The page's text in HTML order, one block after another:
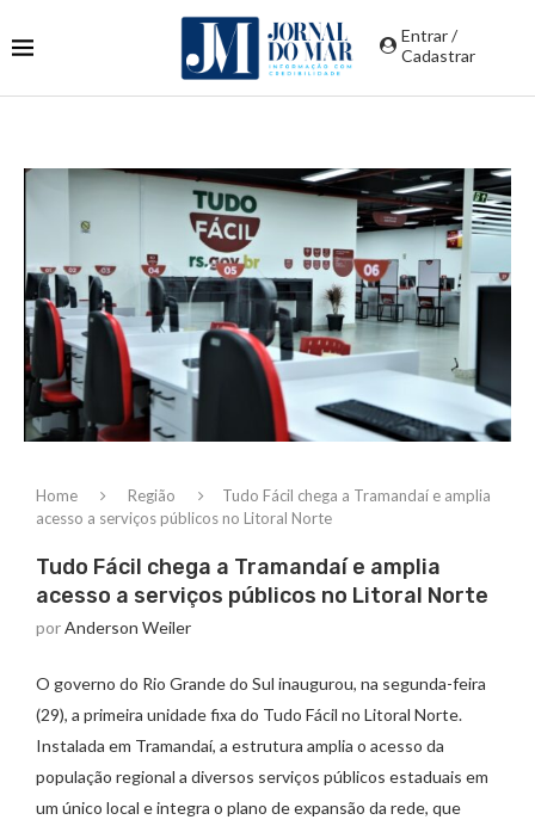
Entrar /
Cadastrar
Home Região
Tudo Fácil chega a Tramandaí e amplia
acesso a serviços públicos no Litoral Norte
Tudo Fácil chega a Tramandaí e amplia
acesso a serviços públicos no Litoral Norte
porAnderson Weiler
O governo do Rio Grande do Sul inaugurou, na segunda-feira
(29), a primeira unidade fixa do Tudo Fácil no Litoral Norte.
Instalada em Tramandaí, a estrutura amplia o acesso da
população regional a diversos serviços públicos estaduais em
um único local e integra o plano de expansão da rede, que